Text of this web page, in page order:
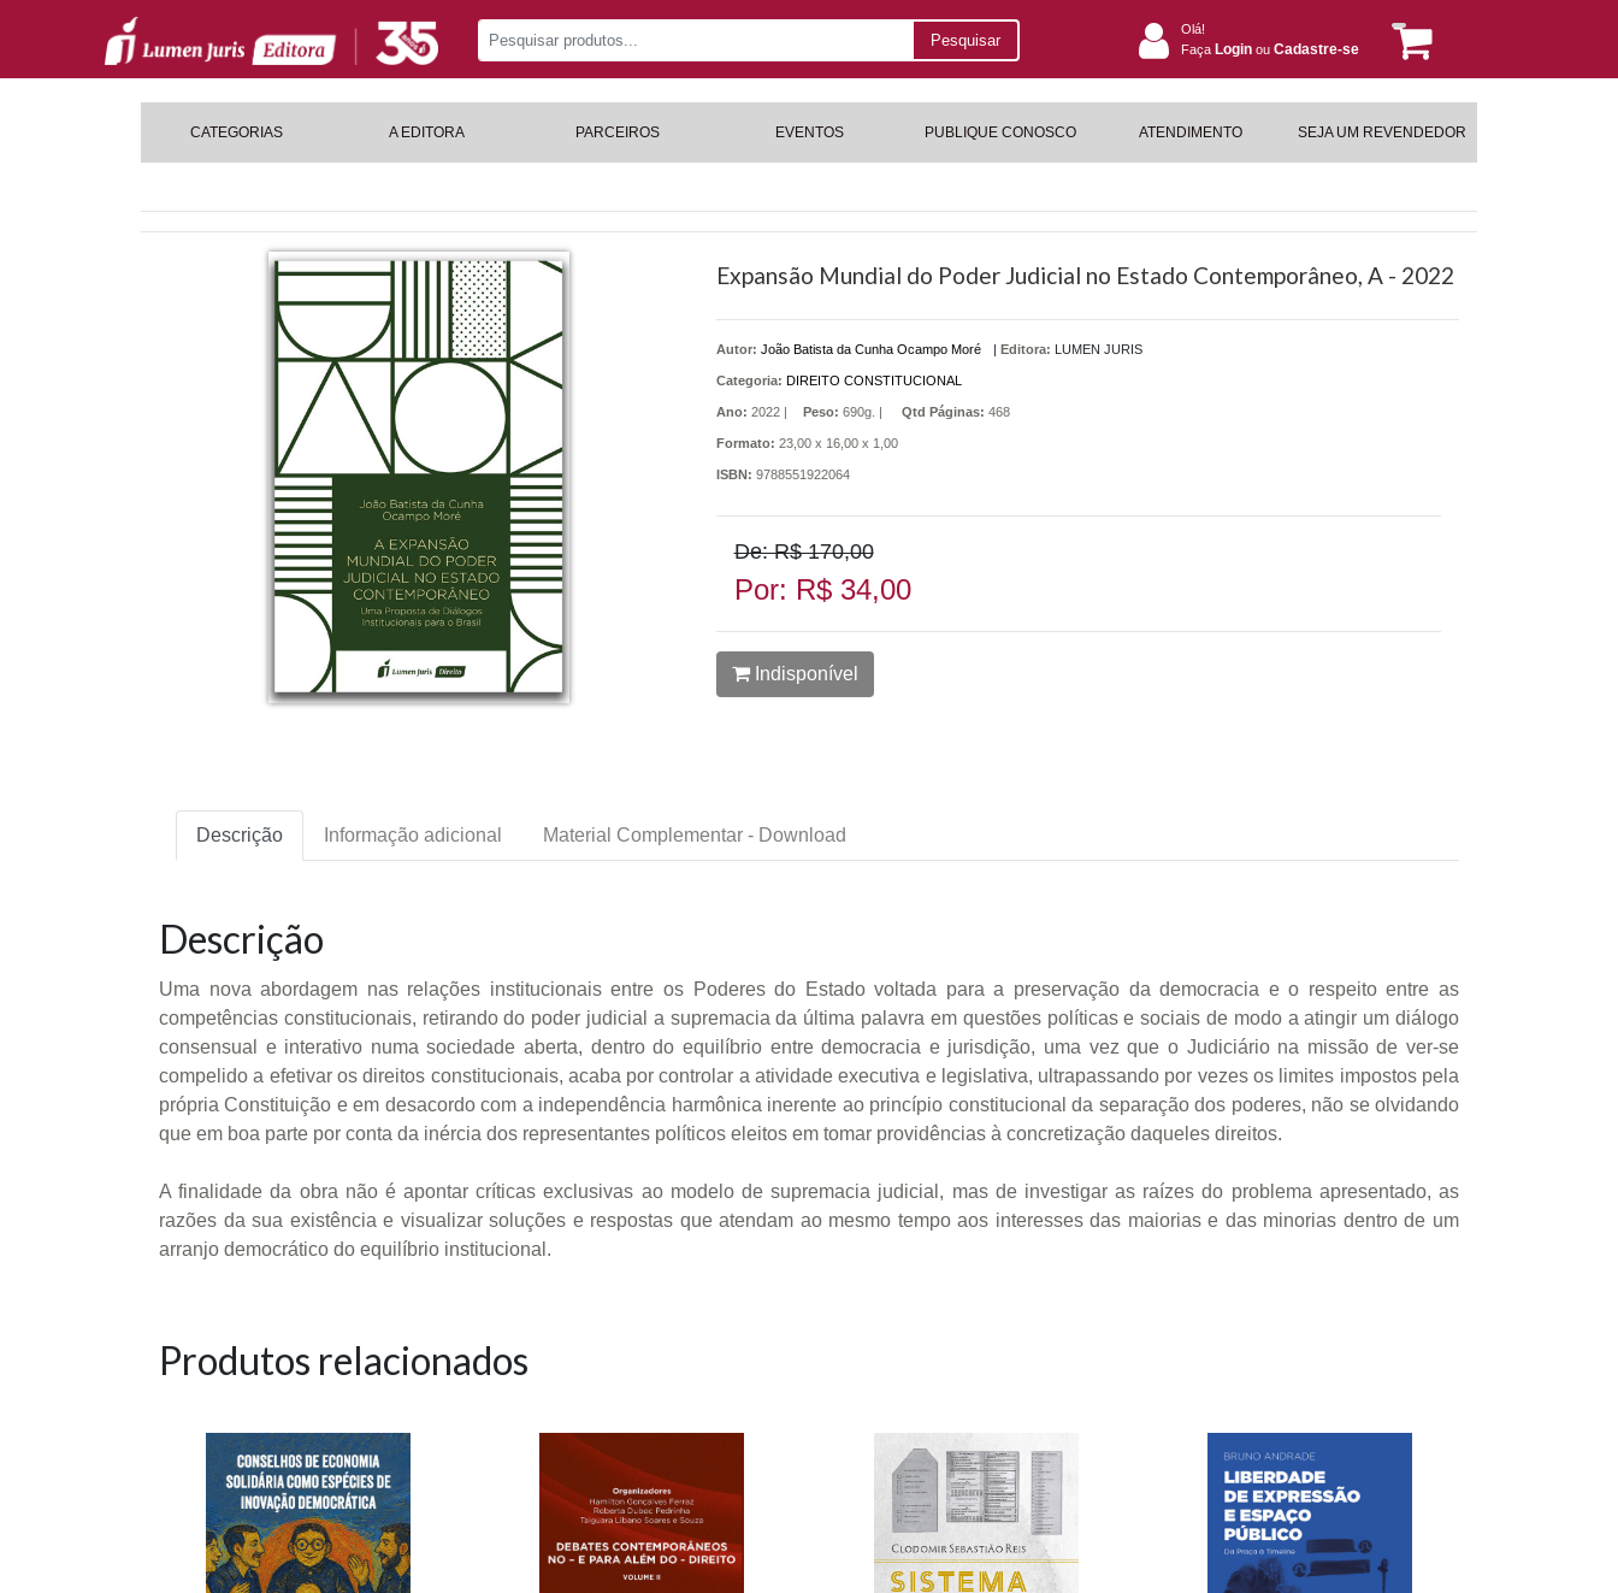
Pesquisar
Olá!
Faça Login ou Cadastre-se
CATEGORIAS A EDITORA PARCEIROS EVENTOS PUBLIQUE CONOSCO ATENDIMENTO SEJA UM REVENDEDOR
Expansão Mundial do Poder Judicial no Estado Contemporâneo, A - 2022
Autor: João Batista da Cunha Ocampo Moré | Editora: LUMEN JURIS
Categoria: DIREITO CONSTITUCIONAL
Ano: 2022 | Peso: 690g. | Qtd Páginas: 468
Formato: 23,00 x 16,00 x 1,00
ISBN: 9788551922064
De: R$ 170,00
Por: R$ 34,00
Indisponível
Descrição Informação adicional Material Complementar - Download
Descrição
Uma nova abordagem nas relações institucionais entre os Poderes do Estado voltada para a preservação da democracia e o respeito entre as
competências constitucionais, retirando do poder judicial a supremacia da última palavra em questões políticas e sociais de modo a atingir um diálogo
consensual e interativo numa sociedade aberta, dentro do equilíbrio entre democracia e jurisdição, uma vez que o Judiciário na missão de ver-se
compelido a efetivar os direitos constitucionais, acaba por controlar a atividade executiva e legislativa, ultrapassando por vezes os limites impostos pela
própria Constituição e em desacordo com a independência harmônica inerente ao princípio constitucional da separação dos poderes, não se olvidando
que em boa parte por conta da inércia dos representantes políticos eleitos em tomar providências à concretização daqueles direitos.
A finalidade da obra não é apontar críticas exclusivas ao modelo de supremacia judicial, mas de investigar as raízes do problema apresentado, as
razões da sua existência e visualizar soluções e respostas que atendam ao mesmo tempo aos interesses das maiorias e das minorias dentro de um
arranjo democrático do equilíbrio institucional.
Produtos relacionados